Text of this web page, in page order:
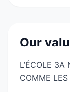
de
Our
L’ÉCOLE 3A
COMME LES